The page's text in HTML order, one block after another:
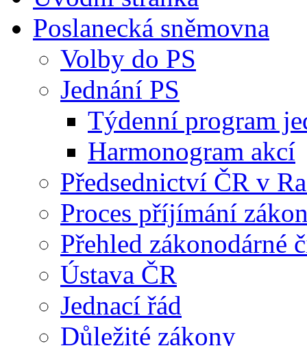
Poslanecká sněmovna
Volby do PS
Jednání PS
Týdenní program
Harmonogram akcí
Předsednictví ČR v
Proces příjímání
Přehled zákonodárné
Ústava ČR
Jednací řád
Důležité zákony